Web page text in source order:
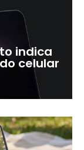
indica
celular